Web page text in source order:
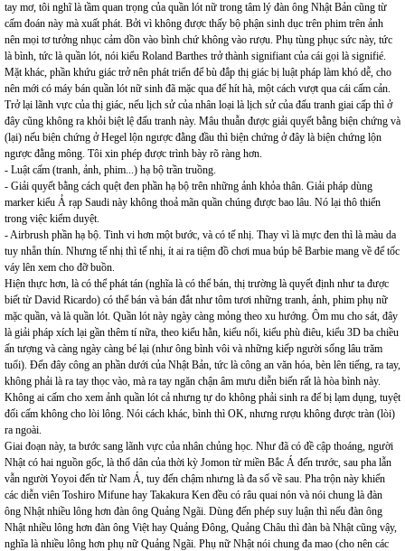
tay mơ, tôi nghĩ là tầm quan trọng của quần lót nữ trong tâm lý đàn ông Nhật Bản cũng từ
cấm đoán này mà xuất phát. Bởi vì không được thấy bộ phận sinh dục trên phim trên ảnh
nên mọi tơ tưởng nhục cảm dồn vào bình chứ không vào rượu. Phụ tùng phục sức này, tức
là bình, tức là quần lót, nói kiểu Roland Barthes trở thành signifiant của cái gọi là signifié.
Mặt khác, phần khứu giác trở nên phát triển để bù đắp thị giác bị luật pháp làm khó dễ, cho
nên mới có máy bán quần lót nữ sinh đã mặc qua để hít hà, một cách vượt qua cái cấm cản.
Trở lại lãnh vực của thị giác, nếu lịch sử của nhân loại là lịch sử của đấu tranh giai cấp thì ở
đây cũng không ra khỏi biệt lệ đấu tranh này. Mâu thuẫn được giải quyết bằng biện chứng và
(lại) nếu biện chứng ở Hegel lộn ngược đằng đầu thì biện chứng ở đây là biện chứng lộn
ngược đằng mông. Tôi xin phép được trình bày rõ ràng hơn.
- Luật cấm (tranh, ảnh, phim...) hạ bộ trần truồng.
- Giải quyết bằng cách quệt đen phần hạ bộ trên những ảnh khỏa thân. Giải pháp dùng
marker kiểu Ả rạp Saudi này không thoả mãn quần chúng được bao lâu. Nó lại thô thiển
trong việc kiểm duyệt.
- Airbrush phần hạ bộ. Tinh vi hơn một bước, và có tế nhị. Thay vì là mực đen thì là màu da
tuy nhẵn thín. Nhưng tế nhị thì tế nhị, ít ai ra tiệm đồ chơi mua búp bê Barbie mang về để tốc
váy lên xem cho đỡ buồn.
Hiện thực hơn, là có thể phát tán (nghĩa là có thể bán, thị trường là quyết định như ta được
biết từ David Ricardo) có thể bán và bán đắt như tôm tươi những tranh, ảnh, phim phụ nữ
mặc quần, và là quần lót. Quần lót này ngày càng mỏng theo xu hướng. Ôm mu cho sát, đây
là giải pháp xích lại gần thêm tí nữa, theo kiểu hằn, kiểu nổi, kiểu phù điêu, kiểu 3D ba chiều
ấn tượng và càng ngày càng bé lại (như ông bình vôi và những kiếp người sống lâu trăm
tuổi). Đến đây công an phần dưới của Nhật Bản, tức là công an văn hóa, bèn lên tiếng, ra tay,
không phải là ra tay thọc vào, mà ra tay ngăn chận âm mưu diễn biến rất là hòa bình này.
Không ai cấm cho xem ảnh quần lót cả nhưng tự do không phải sinh ra để bị lạm dụng, tuyệt
đối cấm không cho lòi lông. Nói cách khác, bình thì OK, nhưng rượu không được tràn (lòi)
ra ngoài.
Giai đoạn này, ta bước sang lãnh vực của nhân chủng học. Như đã có đề cập thoáng, người
Nhật có hai nguồn gốc, là thổ dân của thời kỳ Jomon từ miền Bắc Á đến trước, sau pha lẫn
vẫn người Yoyoi đến từ Nam Á, tuy đến chậm nhưng là đa số về sau. Pha trộn này khiến
các diễn viên Toshiro Mifune hay Takakura Ken đều có râu quai nón và nói chung là đàn
ông Nhật nhiều lông hơn đàn ông Quảng Ngãi. Dùng đến phép suy luận thì nếu đàn ông
Nhật nhiều lông hơn đàn ông Việt hay Quảng Đông, Quảng Châu thì đàn bà Nhật cũng vậy,
nghĩa là nhiều lông hơn phụ nữ Quảng Ngãi. Phụ nữ Nhật nói chung đa mao (cho nên các